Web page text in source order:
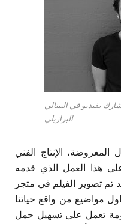
بفيديو في البينالي
البرازيلي
الإنتاج الفني
هذا العمل الذي قدمه
تم تصوير الفيلم في متجر
مواضيع من واقع حياتنا
تعمل على تسهيل حمل